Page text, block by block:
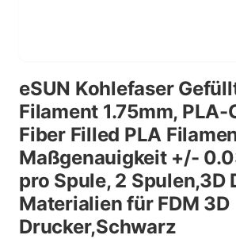
eSUN Kohlefaser
Filament 1.75mm, PLA-
Fiber Filled PLA
Maßgenauigkeit +/-
pro Spule, 2 Spulen,3D
Materialien für FDM 3D
Drucker,Schwarz